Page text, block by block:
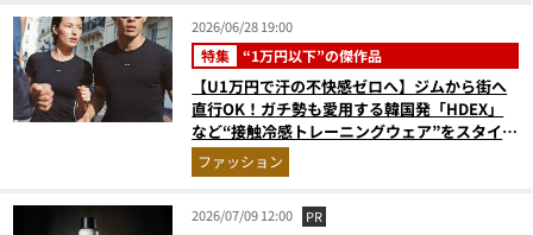
2026/06/28 19:00
特集 “1万円以下”の傑作品
【U1万円で汗の不快感ゼロへ】ジムから街へ
直行OK！ガチ勢も愛用する韓国発「HDEX」
など“接触冷感トレーニングウェア”をスタイリ
ストが徹底解説
ファッション
2026/07/09 12:00 PR